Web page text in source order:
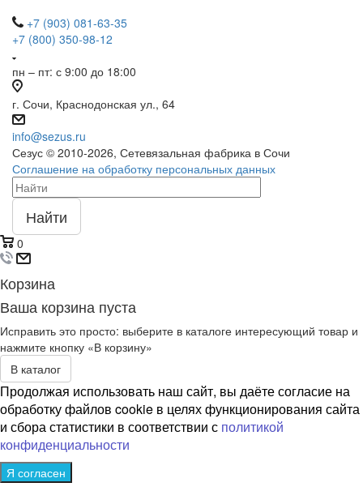
+7 (903) 081-63-35
+7 (800) 350-98-12
пн – пт: с 9:00 до 18:00
г. Сочи, Краснодонская ул., 64
info@sezus.ru
Сезус © 2010-2026, Сетевязальная фабрика в Сочи
Соглашение на обработку персональных данных
Найти
0
Корзина
Ваша корзина пуста
Исправить это просто: выберите в каталоге интересующий товар и
нажмите кнопку «В корзину»
В каталог
Продолжая использовать наш сайт, вы даёте согласие на
обработку файлов cookie в целях функционирования сайта
и сбора статистики в соответствии с политикой
конфиденциальности
Я согласен